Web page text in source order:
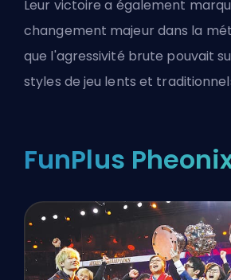
Leur victoire a également
changement majeur dans la
que l'agressivité brute pouvait
styles de jeu lents et
FunPlus